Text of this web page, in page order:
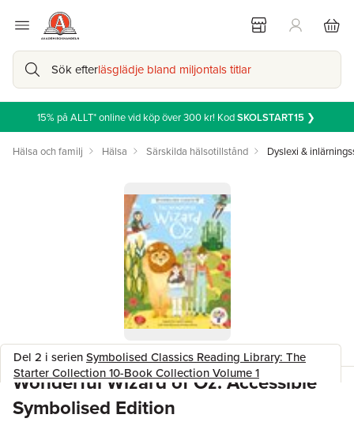
Sök efterläsglädje bland miljontals titlar
15% på ALLT* online vid köp över 300 kr! KodSKOLSTART15❯
Hälsa och familj Hälsa Särskilda hälsotillstånd Dyslexi &
Del 2 i serienSymbolised Classics Reading Library: The
Starter Collection 10-Book Collection Volume 1
Wonderful Wizard of Oz: Accessible
Symbolised Edition